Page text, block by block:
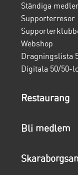
Ständiga
Supporterresor
Webshop
Dragningslista
Digitala 50/50-
Restaurang
Bli medlem